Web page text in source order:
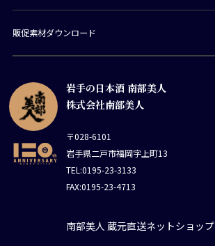
岩手の日本酒 南部美人
株式会社南部美人
〒028-6101
岩手県二戸市福岡字上町13
TEL:0195-23-3133
FAX:0195-23-4713
南部美人 蔵元直送ネットショップ
販促素材ダウンロード